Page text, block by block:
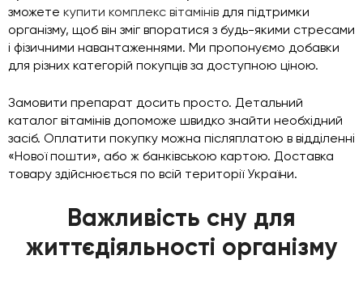
зможете купити комплекс вітамінів для підтримки
організму, щоб він зміг впоратися з будь-якими стресами
і фізичними навантаженнями. Ми пропонуємо добавки
для різних категорій покупців за доступною ціною.
Замовити препарат досить просто. Детальний
каталог вітамінів допоможе швидко знайти необхідний
засіб. Оплатити покупку можна післяплатою в відділенні
«Нової пошти», або ж банківською картою. Доставка
товару здійснюється по всій території України.
Важливість сну для
життєдіяльності організму